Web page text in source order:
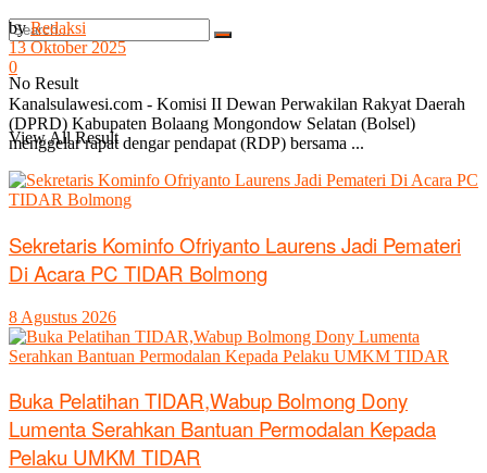
No Result
View All Result
by Redaksi
13 Oktober 2025
0
Kanalsulawesi.com - Komisi II Dewan Perwakilan Rakyat Daerah
(DPRD) Kabupaten Bolaang Mongondow Selatan (Bolsel)
menggelar rapat dengar pendapat (RDP) bersama ...
Sekretaris Kominfo Ofriyanto Laurens Jadi Pemateri
Di Acara PC TIDAR Bolmong
8 Agustus 2026
Buka Pelatihan TIDAR,Wabup Bolmong Dony
Lumenta Serahkan Bantuan Permodalan Kepada
Pelaku UMKM TIDAR